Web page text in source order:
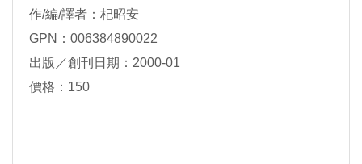
作/編/譯者：杞昭安
GPN：006384890022
出版／創刊日期：2000-01
價格：150